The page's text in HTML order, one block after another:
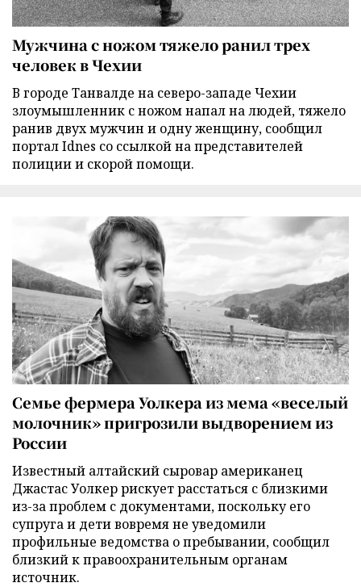
Мужчина с ножом тяжело ранил трех
человек в Чехии
В городе Танвалде на северо-западе Чехии
злоумышленник с ножом напал на людей, тяжело
ранив двух мужчин и одну женщину, сообщил
портал Idnes со ссылкой на представителей
полиции и скорой помощи.
Семье фермера Уолкера из мема «веселый
молочник» пригрозили выдворением из
России
Известный алтайский сыровар американец
Джастас Уолкер рискует расстаться с близкими
из-за проблем с документами, поскольку его
супруга и дети вовремя не уведомили
профильные ведомства о пребывании, сообщил
близкий к правоохранительным органам
источник.